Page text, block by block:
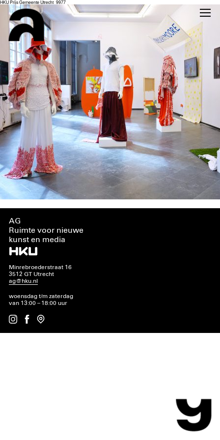
HKU Prijs Gemeente Utrecht_9977
AG
Ruimte voor nieuwe
kunst en media
Minrebroederstraat 16
3512 GT Utrecht
ag@hku.nl
woensdag t/m zaterdag
van 13:00 – 18:00 uur